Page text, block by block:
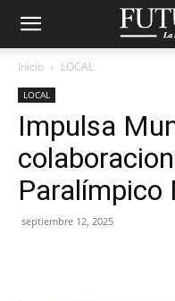
Inicio LOCAL
LOCAL
Impulsa
Paralímpico
septiembre 12, 2025